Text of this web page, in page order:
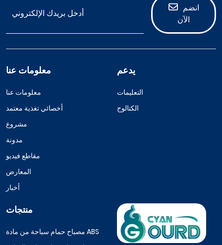
انضم
الآن
معلومات عنا
معلومات عنا
أخصائي تغذية معتمد
مشروع
مدونة
مقاطع فيديو
المعارض
أخبار
يدعم
التعليمات
الكتالوج
منتجات
مصباح حمام سباحة من مادة ABS